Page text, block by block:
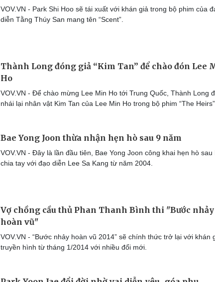
VOV.VN - Park Shi Hoo sẽ tái xuất với khán giả trong bộ phim của
diễn Tằng Thúy San mang tên “Scent”.
Thành Long đóng giả “Kim Tan” để chào đón Lee
Ho
VOV.VN - Để chào mừng Lee Min Ho tới Trung Quốc, Thành Long
nhái lại nhân vật Kim Tan của Lee Min Ho trong bộ phim “The
Bae Yong Joon thừa nhận hẹn hò sau 9 năm
VOV.VN - Đây là lần đầu tiên, Bae Yong Joon công khai hẹn hò sau
chia tay với đạo diễn Lee Sa Kang từ năm 2004.
Vợ chồng cầu thủ Phan Thanh Bình thi "Bước nhảy
hoàn vũ"
VOV.VN - “Bước nhảy hoàn vũ 2014” sẽ chính thức trở lại với khán
truyền hình từ tháng 1/2014 với nhiều đổi mới.